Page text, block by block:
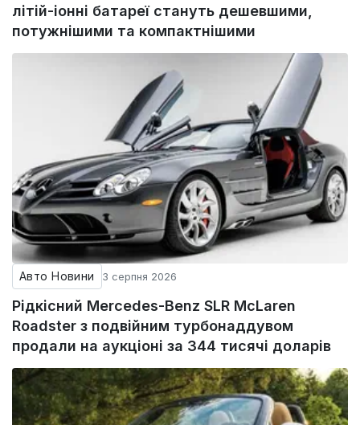
літій-іонні батареї стануть дешевшими,
потужнішими та компактнішими
Авто Новини 3 серпня 2026
Рідкісний Mercedes-Benz SLR McLaren
Roadster з подвійним турбонаддувом
продали на аукціоні за 344 тисячі доларів